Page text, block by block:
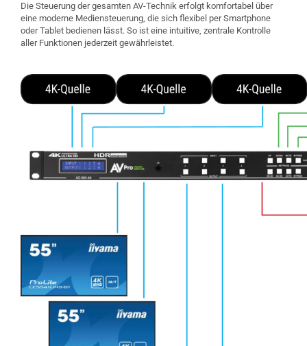
Die Steuerung der gesamten AV-Technik erfolgt komfortabel über
eine moderne Mediensteuerung, die sich flexibel per Smartphone
oder Tablet bedienen lässt. So ist eine intuitive, zentrale Kontrolle
aller Funktionen jederzeit gewährleistet.